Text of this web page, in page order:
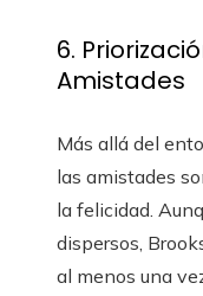
6.
Amistades
Más allá del
las amistades
la felicidad.
dispersos,
al menos una